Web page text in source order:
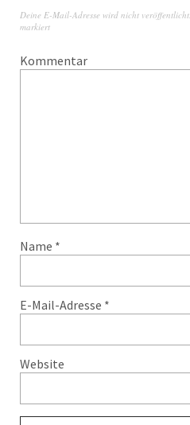
Deine E-Mail-Adresse wird nicht veröffentlicht.
markiert
Kommentar
Name *
E-Mail-Adresse *
Website